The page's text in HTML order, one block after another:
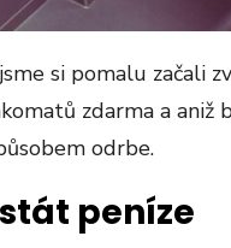
si pomalu začali
zdarma a aniž
odrbe.
peníze